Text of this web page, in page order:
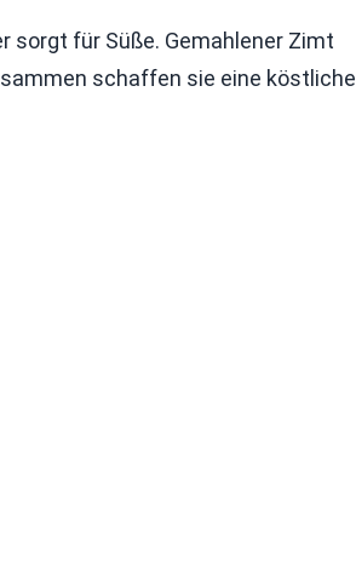
sorgt für Süße. Gemahlener Zimt
schaffen sie eine köstliche